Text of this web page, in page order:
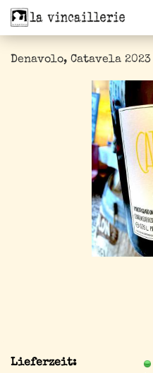
Denavolo, Catavela 2023
Lieferzeit: